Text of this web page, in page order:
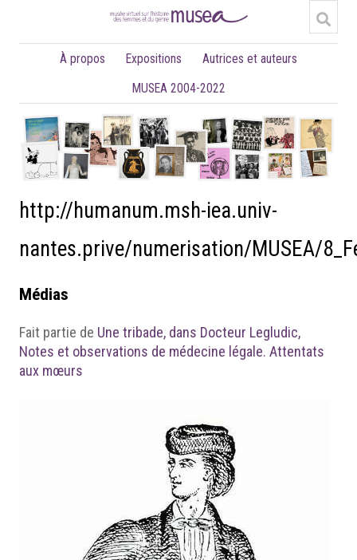
À propos Expositions
Autrices et auteurs
MUSEA 2004-2022
http://humanum.msh-iea.univ-
nantes.prive/numerisation/MUSEA/
Médias
Fait partie de Une tribade, dans Docteur Legludic,
Notes et observations de médecine légale. Attentats
aux mœurs